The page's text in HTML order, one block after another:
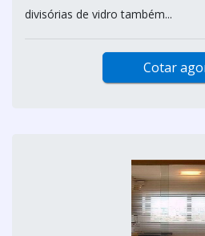
divisórias de vidro também...
Cotar